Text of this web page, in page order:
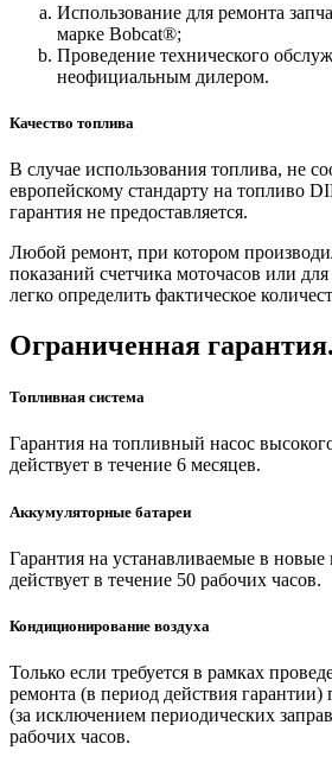
Использование для ремонта
марке Bobcat®;
Проведение технического
неофициальным дилером.
Качество топлива
В случае использования топлива, не
европейскому стандарту на топливо
гарантия не предоставляется.
Любой ремонт, при котором
показаний счетчика моточасов или
легко определить фактическое
Ограниченная гарантия.
Топливная система
Гарантия на топливный насос
действует в течение 6 месяцев.
Аккумуляторные батареи
Гарантия на устанавливаемые в
действует в течение 50 рабочих часов.
Кондиционирование воздуха
Только если требуется в рамках
ремонта (в период действия гарантии)
(за исключением периодических
рабочих часов.